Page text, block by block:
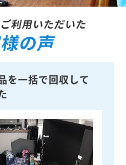
利用いただいた
の声
を一括で回収して